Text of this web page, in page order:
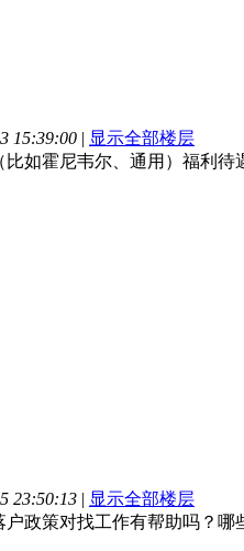
15:39:00 | 显示全部楼层
比如霍尼韦尔、通用）福利待
23:50:13 | 显示全部楼层
户政策对找工作有帮助吗？哪